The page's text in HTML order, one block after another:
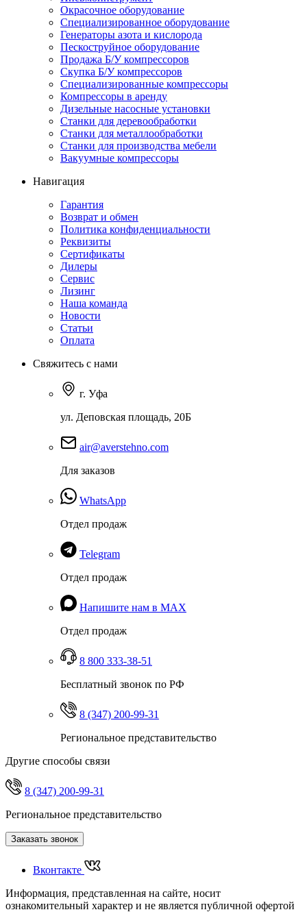
Окрасочное оборудование
Специализированное оборудование
Генераторы азота и кислорода
Пескоструйное оборудование
Продажа Б/У компрессоров
Скупка Б/У компрессоров
Специализированные компрессоры
Компрессоры в аренду
Дизельные насосные установки
Станки для деревообработки
Станки для металлообработки
Станки для производства мебели
Вакуумные компрессоры
Навигация
Гарантия
Возврат и обмен
Политика конфиденциальности
Реквизиты
Сертификаты
Дилеры
Сервис
Лизинг
Наша команда
Новости
Статьи
Оплата
Свяжитесь с нами
г. Уфа
ул. Деповская площадь, 20Б
air@averstehno.com
Для заказов
WhatsApp
Отдел продаж
Telegram
Отдел продаж
Напишите нам в MAX
Отдел продаж
8 800 333-38-51
Бесплатный звонок по РФ
8 (347) 200-99-31
Региональное представительство
Другие способы связи
8 (347) 200-99-31
Региональное представительство
Заказать звонок
Вконтакте
Информация, представленная на сайте, носит
ознакомительный характер и не является публичной офертой